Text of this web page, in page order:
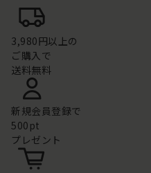
3,980円以上の
ご購入で
送料無料
新規会員登録で
500pt
プレゼント